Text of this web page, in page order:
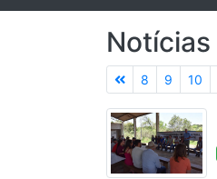
Notícias
8 9 10